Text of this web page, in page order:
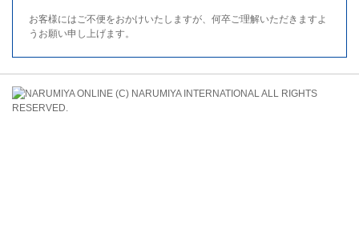
お客様にはご不便をおかけいたしますが、何卒ご理解いただきますよ
うお願い申し上げます。